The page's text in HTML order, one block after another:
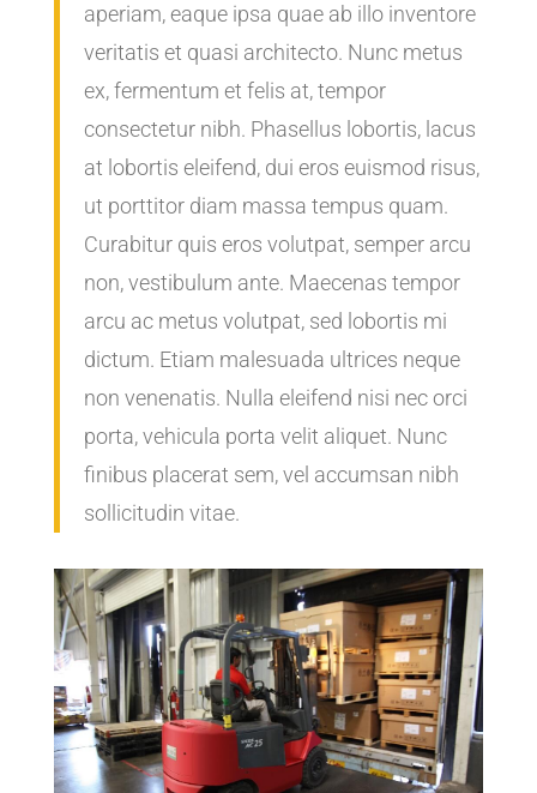
aperiam, eaque ipsa quae ab illo inventore
veritatis et quasi architecto. Nunc metus
ex, fermentum et felis at, tempor
consectetur nibh. Phasellus lobortis, lacus
at lobortis eleifend, dui eros euismod risus,
ut porttitor diam massa tempus quam.
Curabitur quis eros volutpat, semper arcu
non, vestibulum ante. Maecenas tempor
arcu ac metus volutpat, sed lobortis mi
dictum. Etiam malesuada ultrices neque
non venenatis. Nulla eleifend nisi nec orci
porta, vehicula porta velit aliquet. Nunc
finibus placerat sem, vel accumsan nibh
sollicitudin vitae.